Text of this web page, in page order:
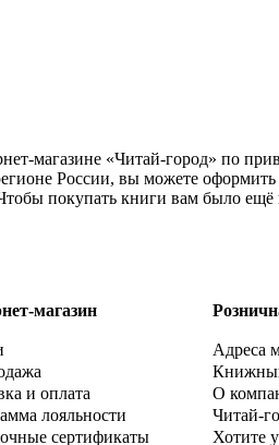
магазине «Читай-город» по
России, вы можете
покупать книги вам было
магазин
и оплата
лояльности
сертификаты
Адреса
О
Читай-
Хотите